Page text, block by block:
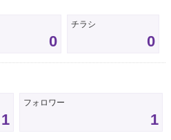
0
チラシ
0
1
フォロワー
1